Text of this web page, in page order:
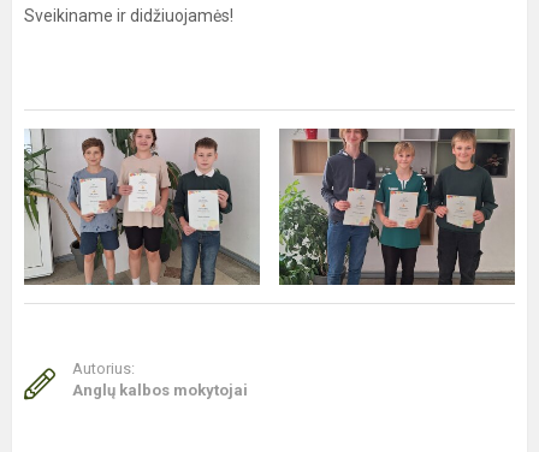
Sveikiname ir didžiuojamės!
Autorius:
Anglų kalbos mokytojai